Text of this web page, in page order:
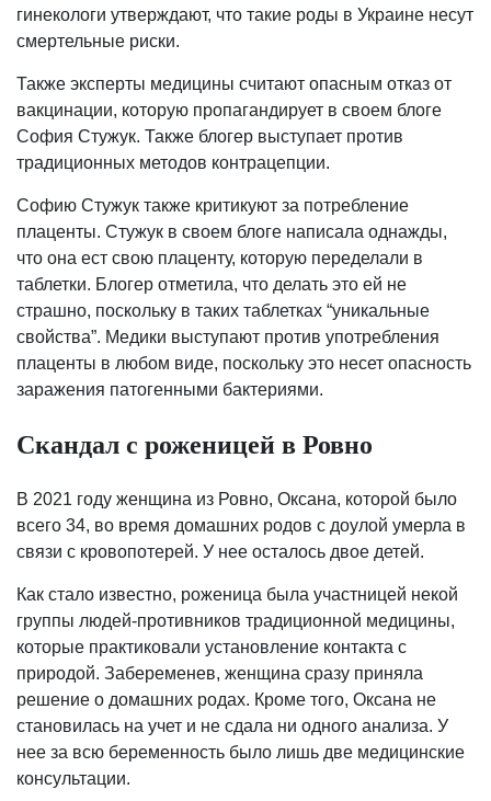
гинекологи утверждают, что такие роды в Украине несут
смертельные риски.
Также эксперты медицины считают опасным отказ от
вакцинации, которую пропагандирует в своем блоге
София Стужук. Также блогер выступает против
традиционных методов контрацепции.
Софию Стужук также критикуют за потребление
плаценты. Стужук в своем блоге написала однажды,
что она ест свою плаценту, которую переделали в
таблетки. Блогер отметила, что делать это ей не
страшно, поскольку в таких таблетках “уникальные
свойства”. Медики выступают против употребления
плаценты в любом виде, поскольку это несет опасность
заражения патогенными бактериями.
Скандал с роженицей в Ровно
В 2021 году женщина из Ровно, Оксана, которой было
всего 34, во время домашних родов с доулой умерла в
связи с кровопотерей. У нее осталось двое детей.
Как стало известно, роженица была участницей некой
группы людей-противников традиционной медицины,
которые практиковали установление контакта с
природой. Забеременев, женщина сразу приняла
решение о домашних родах. Кроме того, Оксана не
становилась на учет и не сдала ни одного анализа. У
нее за всю беременность было лишь две медицинские
консультации.